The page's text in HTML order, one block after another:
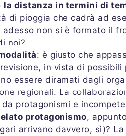
la distanza in termini di
di pioggia che cadrà ad
adesso non si è formato il
noi?
: è giusto che
in vista di
essere diramati dagli
regionali. La
da protagonismi e
protagonismo,
arrivano davvero, sì)?